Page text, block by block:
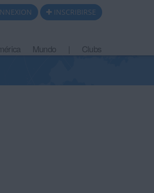
INSCRIBIRSE
Mundo Clubs